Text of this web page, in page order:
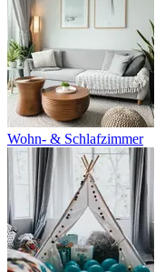
Wohn- & Schlafzimmer